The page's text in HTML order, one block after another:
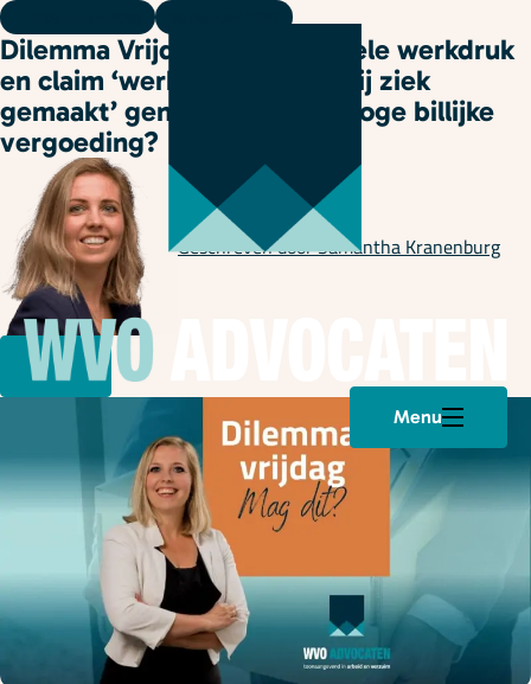
Menu
Onze specialisaties
Kennisbank
Plan een afspraak
Dilemma Vrijdag: Is structurele werkdruk
en claim ‘werkgever heeft mij ziek
gemaakt’ genoeg voor een hoge billijke
vergoeding?
Geschreven doorSamantha Kranenburg